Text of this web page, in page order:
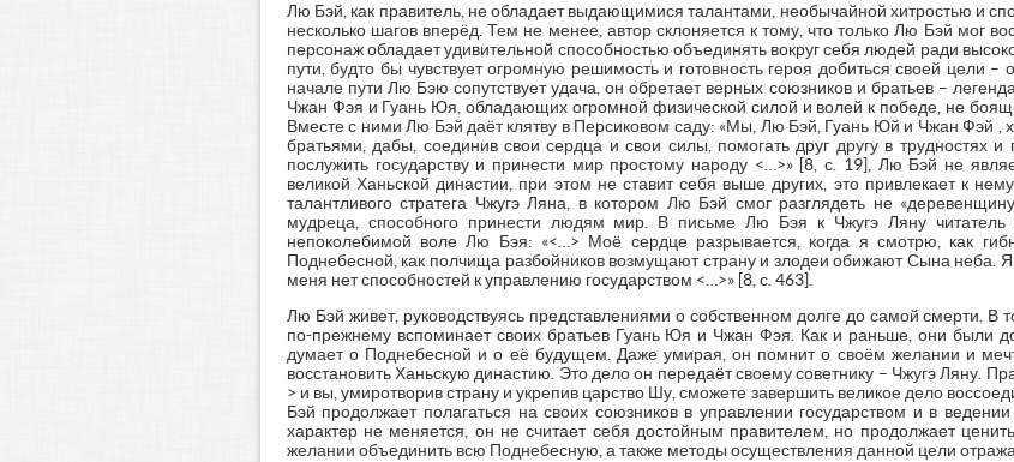
Лю Бэй, как правитель, не обладает выдающимися талантами, необычайной хитростью и
несколько шагов вперёд. Тем не менее, автор склоняется к тому, что только Лю Бэй мог
персонаж обладает удивительной способностью объединять вокруг себя людей ради
пути, будто бы чувствует огромную решимость и готовность героя добиться своей цели
начале пути Лю Бэю сопутствует удача, он обретает верных союзников и братьев –
Чжан Фэя и Гуань Юя, обладающих огромной физической силой и волей к победе, не
Вместе с ними Лю Бэй даёт клятву в Персиковом саду: «Мы, Лю Бэй, Гуань Юй и Чжан Фэй ,
братьями, дабы, соединив свои сердца и свои силы, помогать друг другу в трудностях и
послужить государству и принести мир простому народу <…>» [8, с. 19], Лю Бэй не
великой Ханьской династии, при этом не ставит себя выше других, это привлекает к
талантливого стратега Чжугэ Ляна, в котором Лю Бэй смог разглядеть не
мудреца, способного принести людям мир. В письме Лю Бэя к Чжугэ Ляну читатель
непоколебимой воле Лю Бэя: «<…> Моё сердце разрывается, когда я смотрю, как
Поднебесной, как полчища разбойников возмущают страну и злодеи обижают Сына неба.
меня нет способностей к управлению государством <…>» [8, с. 463].
Лю Бэй живет, руководствуясь представлениями о собственном долге до самой смерти. В
по-прежнему вспоминает своих братьев Гуань Юя и Чжан Фэя. Как и раньше, они были
думает о Поднебесной и о её будущем. Даже умирая, он помнит о своём желании и
восстановить Ханьскую династию. Это дело он передаёт своему советнику – Чжугэ Ляну.
> и вы, умиротворив страну и укрепив царство Шу, сможете завершить великое дело
Бэй продолжает полагаться на своих союзников в управлении государством и в
характер не меняется, он не считает себя достойным правителем, но продолжает
желании объединить всю Поднебесную, а также методы осуществления данной цели